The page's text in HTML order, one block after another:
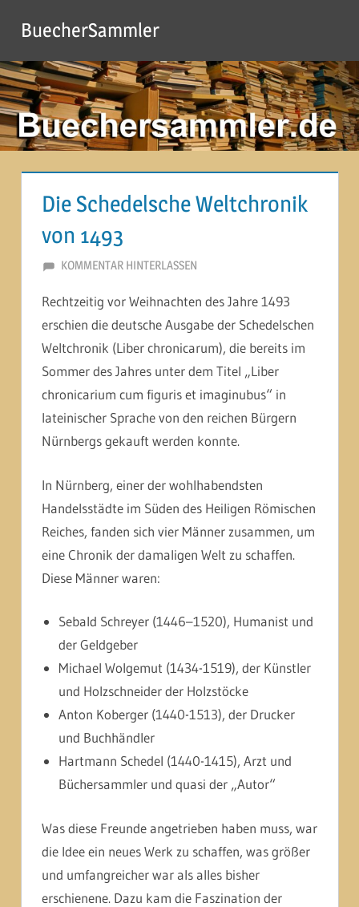
Inhalt
springen
BuecherSammler
Die Schedelsche Weltchronik
von 1493
23. DEZEMBER 2014
MARTINA BERG
KOMMENTAR HINTERLASSEN
Rechtzeitig vor Weihnachten des Jahre 1493
erschien die deutsche Ausgabe der Schedelschen
Weltchronik (Liber chronicarum), die bereits im
Sommer des Jahres unter dem Titel „Liber
chronicarium cum figuris et imaginubus“ in
lateinischer Sprache von den reichen Bürgern
Nürnbergs gekauft werden konnte.
In Nürnberg, einer der wohlhabendsten
Handelsstädte im Süden des Heiligen Römischen
Reiches, fanden sich vier Männer zusammen, um
eine Chronik der damaligen Welt zu schaffen.
Diese Männer waren:
Sebald Schreyer (1446–1520), Humanist und
der Geldgeber
Michael Wolgemut (1434-1519), der Künstler
und Holzschneider der Holzstöcke
Anton Koberger (1440-1513), der Drucker
und Buchhändler
Hartmann Schedel (1440-1415), Arzt und
Büchersammler und quasi der „Autor“
Was diese Freunde angetrieben haben muss, war
die Idee ein neues Werk zu schaffen, was größer
und umfangreicher war als alles bisher
erschienene. Dazu kam die Faszination der